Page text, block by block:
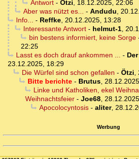
Antwort- Ötzi, 18.12.2025, 22:06
Aber was nützt es... - Andudu,
Info... - Reffke, 20.12.2025, 13:28
Interessante Antwort- helmut-1,
bin bestens informiert, keine Sorge
22:25
Lasst es doch drauf ankommen ... -
23.12.2025, 18:29
Die Würfel sind schon gefallen - Ötzi,
Bitte berichte- Brutus,
Linke und Katholiken, ekel
Weihnachtsfeier - Joe68,
Apocolocyntosis- aliter,
Werbung